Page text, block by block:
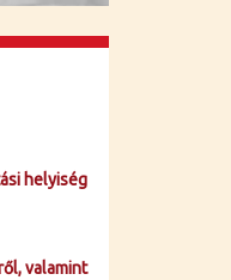
helyiség
valamint